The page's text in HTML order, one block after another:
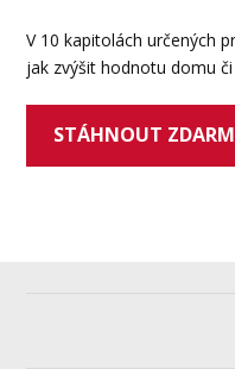
V 10 kapitolách určených
jak zvýšit hodnotu domu
STÁHNOUT